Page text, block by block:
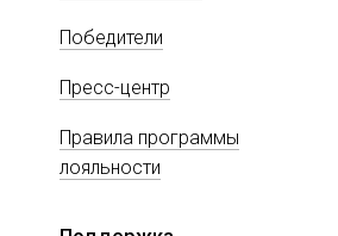
Победители
Пресс-центр
Правила программы
лояльности